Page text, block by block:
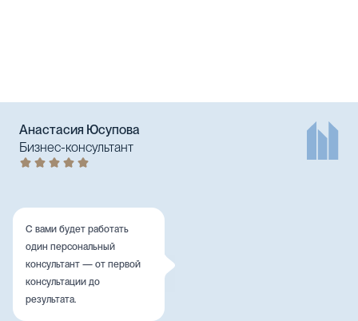
С вами будет работать
один персональный
консультант — от первой
консультации до
результата.
Анастасия Юсупова
Бизнес-консультант